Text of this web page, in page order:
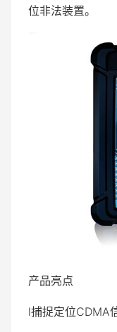
位非法装置。
产品亮点
l捕捉定位CDMA